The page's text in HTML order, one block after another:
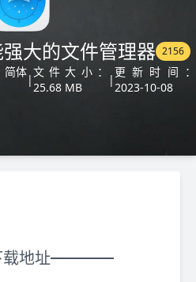
大的文件管理器 2156
简体
|
文件大小：
25.68 MB
|
更新时间：
2023-10-08
地址